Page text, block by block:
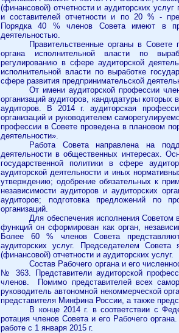
(финансовой) отчетности и аудиторских
и составителей отчетности и по 20 % -
Порядка 40 % членов Совета имеют в
деятельностью.
Правительственные органы в
органа исполнительной власти по
регулированию в сфере аудиторской
исполнительной власти по выработке
сфере развития предпринимательской
От имени аудиторской профессии
организаций аудиторов, кандидатуры
аудиторов. В 2014 г. аудиторская
организаций и руководителем
профессии в Совете проведена в плановом
деятельности».
Работа Совета направлена на
деятельности в общественных интересах.
государственной политики в сфере
аудиторской деятельности и иных
утверждению; одобрение обязательных к
независимости аудиторов и аудиторских
аудиторов; подготовка предложений по
организаций.
Для обеспечения исполнения Советом
функций он сформирован как орган,
Более 60 % членов Совета представляют
аудиторских услуг. Председателем Совета
(финансовой) отчетности и аудиторских услуг.
Состав Рабочего органа и его
№ 363. Представители аудиторской
членов. Помимо представителей всех
руководительавтономной некоммерческой
представителя Минфина России, а также
В конце 2014 г. в соответствии с
ротация членов Совета и его Рабочего
работе с 1 января 2015 г.